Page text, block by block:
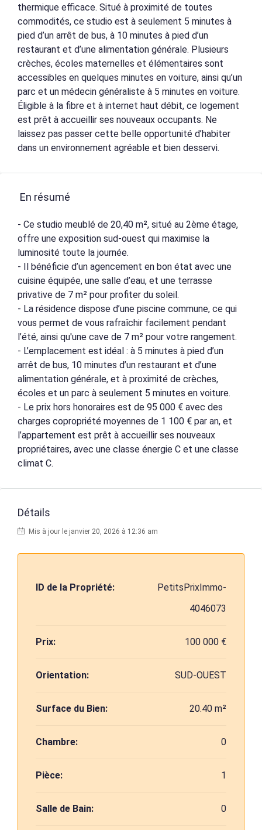
thermique efficace. Situé à proximité de toutes
commodités, ce studio est à seulement 5 minutes à
pied d’un arrêt de bus, à 10 minutes à pied d’un
restaurant et d’une alimentation générale. Plusieurs
crèches, écoles maternelles et élémentaires sont
accessibles en quelques minutes en voiture, ainsi qu’un
parc et un médecin généraliste à 5 minutes en voiture.
Éligible à la fibre et à internet haut débit, ce logement
est prêt à accueillir ses nouveaux occupants. Ne
laissez pas passer cette belle opportunité d’habiter
dans un environnement agréable et bien desservi.
En résumé
- Ce studio meublé de 20,40 m², situé au 2ème étage,
offre une exposition sud-ouest qui maximise la
luminosité toute la journée.
- Il bénéficie d’un agencement en bon état avec une
cuisine équipée, une salle d’eau, et une terrasse
privative de 7 m² pour profiter du soleil.
- La résidence dispose d’une piscine commune, ce qui
vous permet de vous rafraîchir facilement pendant
l’été, ainsi qu'une cave de 7 m² pour votre rangement.
- L’emplacement est idéal : à 5 minutes à pied d’un
arrêt de bus, 10 minutes d’un restaurant et d’une
alimentation générale, et à proximité de crèches,
écoles et un parc à seulement 5 minutes en voiture.
- Le prix hors honoraires est de 95 000 € avec des
charges copropriété moyennes de 1 100 € par an, et
l’appartement est prêt à accueillir ses nouveaux
propriétaires, avec une classe énergie C et une classe
climat C.
Détails
Mis à jour le janvier 20, 2026 à 12:36 am
ID de la Propriété:
PetitsPrixImmo-
4046073
Prix: 100 000 €
Orientation: SUD-OUEST
Surface du Bien: 20.40 m²
Chambre: 0
Pièce: 1
Salle de Bain: 0